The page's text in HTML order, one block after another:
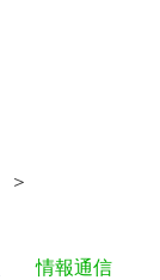
＞
情報通信